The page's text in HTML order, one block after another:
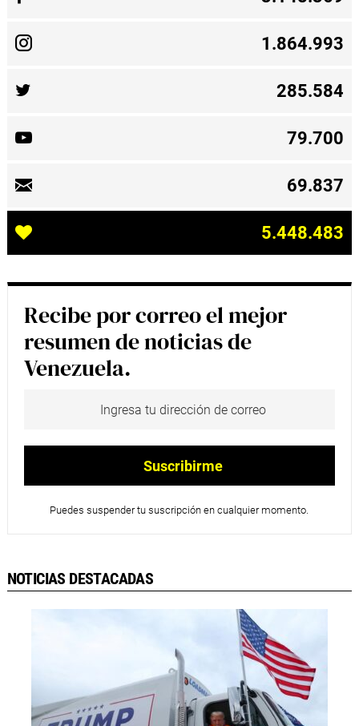
1.864.993
285.584
79.700
69.837
5.448.483
Recibe por correo el mejor
resumen de noticias de
Venezuela.
Puedes suspender tu suscripción en cualquier momento.
NOTICIAS DESTACADAS